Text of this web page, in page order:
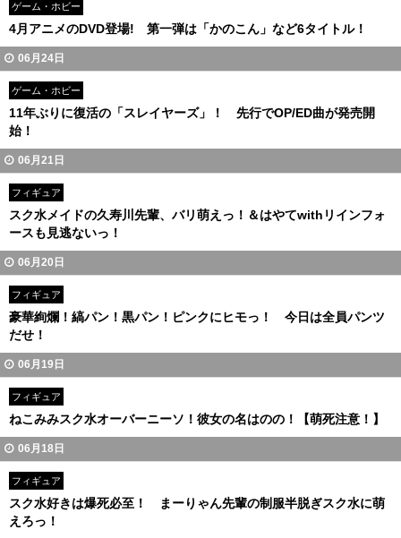
ゲーム・ホビー
4月アニメのDVD登場! 第一弾は「かのこん」など6タイトル！
06月24日
ゲーム・ホビー
11年ぶりに復活の「スレイヤーズ」！ 先行でOP/ED曲が発売開
始！
06月21日
フィギュア
スク水メイドの久寿川先輩、バリ萌えっ！＆はやてwithリインフォ
ースも見逃ないっ！
06月20日
フィギュア
豪華絢爛！縞パン！黒パン！ピンクにヒモっ！ 今日は全員パンツ
だせ！
06月19日
フィギュア
ねこみみスク水オーバーニーソ！彼女の名はのの！【萌死注意！】
06月18日
フィギュア
スク水好きは爆死必至！ まーりゃん先輩の制服半脱ぎスク水に萌
えろっ！